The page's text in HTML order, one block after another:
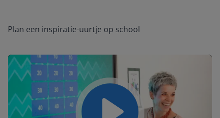
Plan een inspiratie-uurtje op school